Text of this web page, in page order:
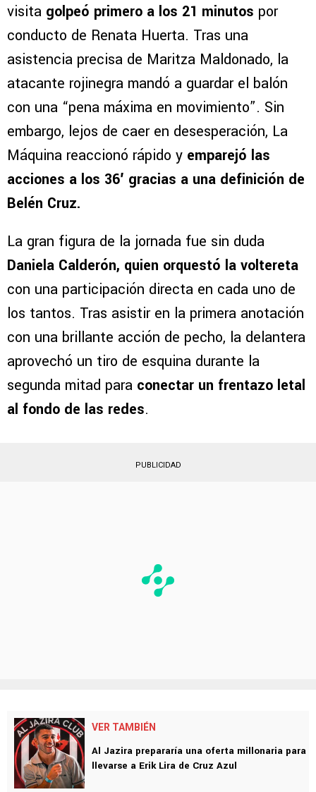
visita golpeó primero a los 21 minutos por
conducto de Renata Huerta. Tras una
asistencia precisa de Maritza Maldonado, la
atacante rojinegra mandó a guardar el balón
con una “pena máxima en movimiento”. Sin
embargo, lejos de caer en desesperación, La
Máquina reaccionó rápido y emparejó las
acciones a los 36′ gracias a una definición de
Belén Cruz.
La gran figura de la jornada fue sin duda
Daniela Calderón, quien orquestó la voltereta
con una participación directa en cada uno de
los tantos. Tras asistir en la primera anotación
con una brillante acción de pecho, la delantera
aprovechó un tiro de esquina durante la
segunda mitad para conectar un frentazo letal
al fondo de las redes.
PUBLICIDAD
VER TAMBIÉN
Al Jazira prepararía una oferta millonaria para
llevarse a Erik Lira de Cruz Azul